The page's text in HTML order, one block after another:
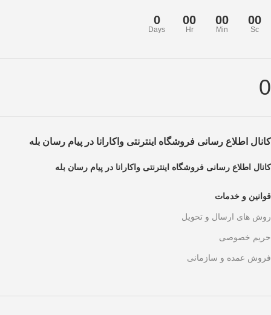
0
Days
00
Hr
00
Min
00
Sc
0
کانال اطلاع رسانی فروشگاه اینترنتی واکارانا در پیام رسان بله
کانال اطلاع رسانی فروشگاه اینترنتی واکارانا در پیام رسان بله
قوانین و خدمات
روش های ارسال و تحویل
حریم خصوصی
فروش عمده و سازمانی